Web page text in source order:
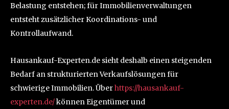
Belastung entstehen; für Immobilienverwaltungen
entsteht zusätzlicher Koordinations- und
Kontrollaufwand.
Hausankauf-Experten.de sieht deshalb einen steigenden
Bedarf an strukturierten Verkaufslösungen für
schwierige Immobilien. Überhttps://hausankauf-
experten.de/können Eigentümer und